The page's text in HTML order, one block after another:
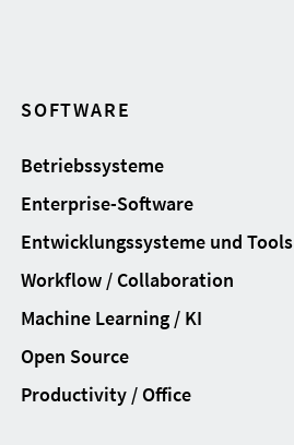
SOFTWARE
Betriebssysteme
Enterprise-Software
Entwicklungssysteme und Tools
Workflow / Collaboration
Machine Learning / KI
Open Source
Productivity / Office